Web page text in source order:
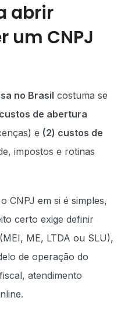
abrir
um CNPJ
no Brasil costuma se
de abertura
e (2) custos de
impostos e rotinas
CNPJ em si é simples,
certo exige definir
(MEI, ME, LTDA ou SLU),
de operação do
atendimento